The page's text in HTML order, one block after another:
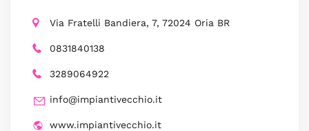
Via Fratelli Bandiera, 7, 72024 Oria BR
0831840138
3289064922
info@impiantivecchio.it
www.impiantivecchio.it